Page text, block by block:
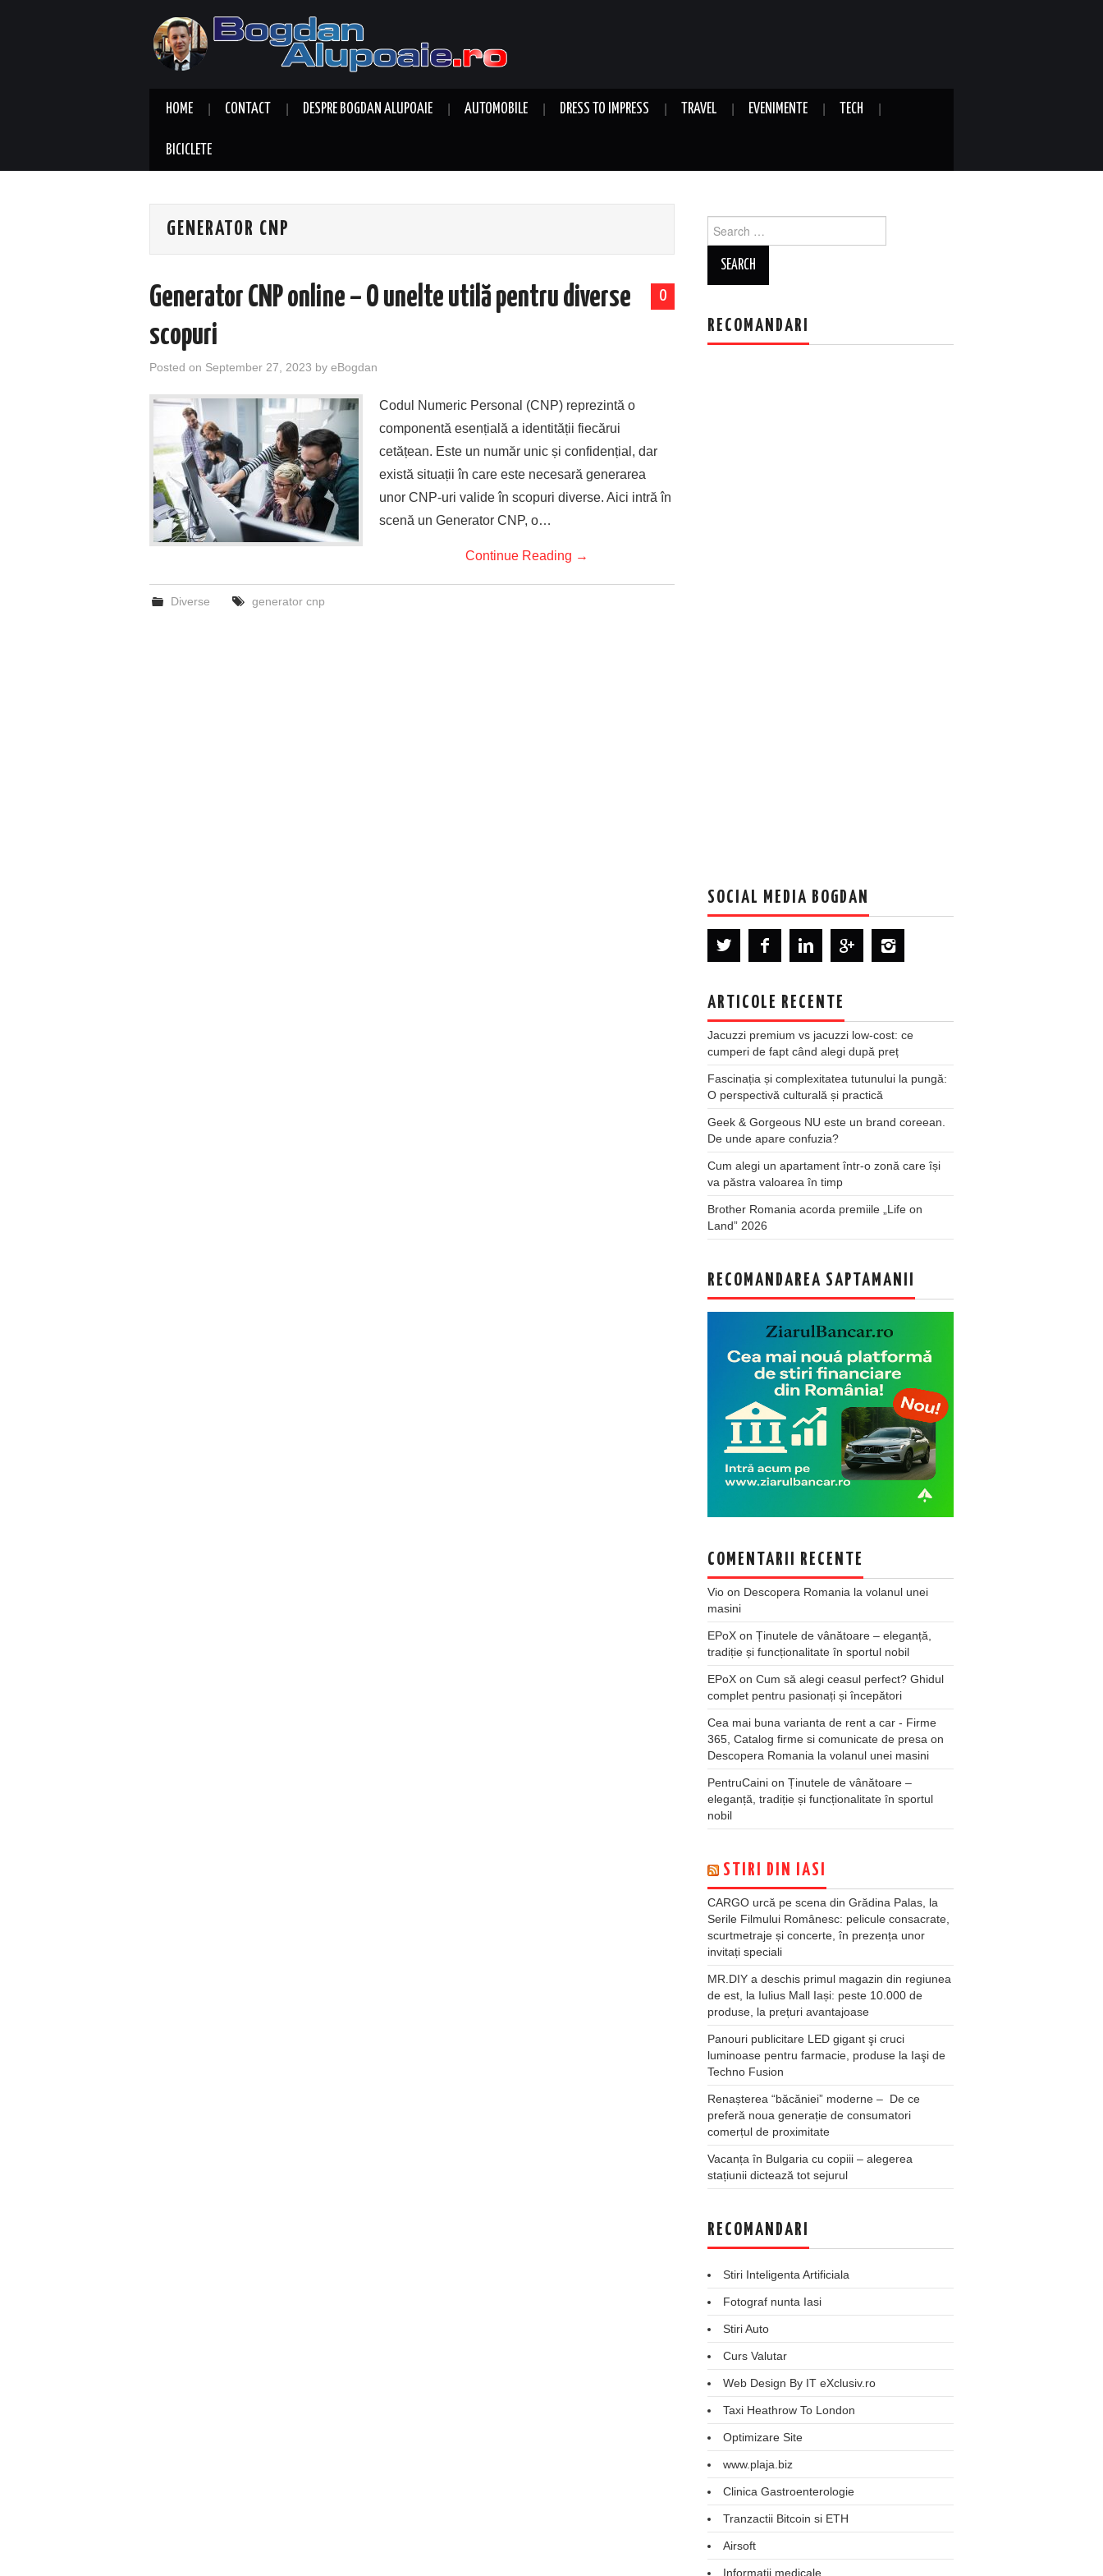
HOME CONTACT DESPRE BOGDAN ALUPOAIE AUTOMOBILE DRESS TO IMPRESS TRAVEL EVENIMENTE TECH
BICICLETE
GENERATOR CNP
0
Generator CNP online – O unelte utilă pentru diverse
scopuri
Posted on September 27, 2023 by eBogdan
Codul Numeric Personal (CNP) reprezintă o
componentă esențială a identității fiecărui
cetățean. Este un număr unic și confidențial, dar
există situații în care este necesară generarea
unor CNP-uri valide în scopuri diverse. Aici intră în
scenă un Generator CNP, o…
Continue Reading →
Diverse generator cnp
for:
RECOMANDARI
SOCIAL MEDIA BOGDAN
ARTICOLE RECENTE
Jacuzzi premium vs jacuzzi low-cost: ce
cumperi de fapt când alegi după preț
Fascinația și complexitatea tutunului la pungă:
O perspectivă culturală și practică
Geek & Gorgeous NU este un brand coreean.
De unde apare confuzia?
Cum alegi un apartament într-o zonă care își
va păstra valoarea în timp
Brother Romania acorda premiile „Life on
Land” 2026
RECOMANDAREA SAPTAMANII
COMENTARII RECENTE
Vio on Descopera Romania la volanul unei
masini
EPoX on Ținutele de vânătoare – eleganță,
tradiție și funcționalitate în sportul nobil
EPoX on Cum să alegi ceasul perfect? Ghidul
complet pentru pasionați și începători
Cea mai buna varianta de rent a car - Firme
365, Catalog firme si comunicate de presa on
Descopera Romania la volanul unei masini
PentruCaini on Ținutele de vânătoare –
eleganță, tradiție și funcționalitate în sportul
nobil
STIRI DIN IASI
CARGO urcă pe scena din Grădina Palas, la
Serile Filmului Românesc: pelicule consacrate,
scurtmetraje și concerte, în prezența unor
invitați speciali
MR.DIY a deschis primul magazin din regiunea
de est, la Iulius Mall Iași: peste 10.000 de
produse, la prețuri avantajoase
Panouri publicitare LED gigant şi cruci
luminoase pentru farmacie, produse la Iaşi de
Techno Fusion
Renașterea “băcăniei” moderne – De ce
preferă noua generație de consumatori
comerțul de proximitate
Vacanța în Bulgaria cu copiii – alegerea
stațiunii dictează tot sejurul
RECOMANDARI
Stiri Inteligenta Artificiala
Fotograf nunta Iasi
Stiri Auto
Curs Valutar
Web Design By IT eXclusiv.ro
Taxi Heathrow To London
Optimizare Site
www.plaja.biz
Clinica Gastroenterologie
Tranzactii Bitcoin si ETH
Airsoft
Informatii medicale